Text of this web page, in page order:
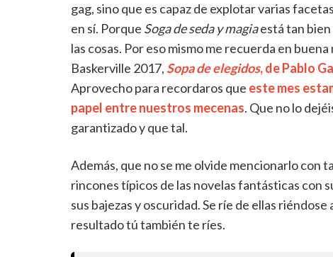
gag, sino que es capaz de explotar varias
en sí. Porque Soga de seda y magiaestá tan bien
las cosas. Por eso mismo me recuerda en
Baskerville 2017, Sopa de elegidos, de Pablo
Aprovecho para recordaros que este mes
papel entre nuestros mecenas. Que no lo
garantizado y que tal.
Además, que no se me olvide mencionarlo con
rincones típicos de las novelas fantásticas con
sus bajezas y oscuridad. Se ríe de ellas
resultado tú también te ríes.